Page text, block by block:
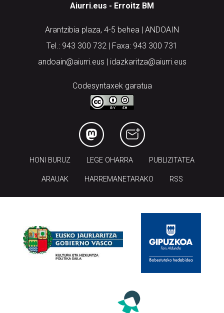
Aiurri.eus - Erroitz BM
Arantzibia plaza, 4-5 behea | ANDOAIN
Tel.: 943 300 732 | Faxa: 943 300 731
andoain@aiurri.eus | idazkaritza@aiurri.eus
Codesyntaxek garatua
HONI BURUZ LEGE OHARRA PUBLIZITATEA
ARAUAK HARREMANETARAKO RSS